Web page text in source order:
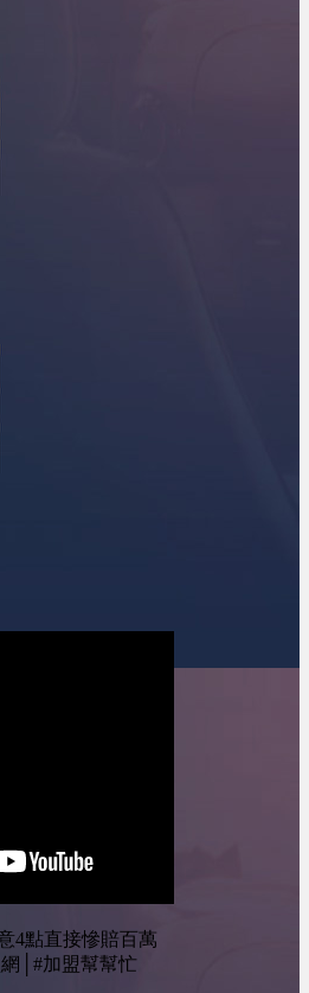
4點直接慘賠百萬
│#加盟幫幫忙